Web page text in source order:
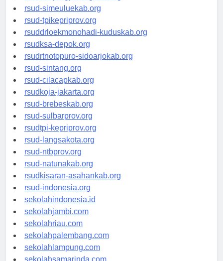
rsud-tanjungpinangkota.org
rsud-simeuluekab.org
rsud-tpikepriprov.org
rsuddrloekmonohadi-kuduskab.org
rsudksa-depok.org
rsudrtnotopuro-sidoarjokab.org
rsud-sintang.org
rsud-cilacapkab.org
rsudkoja-jakarta.org
rsud-brebeskab.org
rsud-sulbarprov.org
rsudtpi-kepriprov.org
rsud-langsakota.org
rsud-ntbprov.org
rsud-natunakab.org
rsudkisaran-asahankab.org
rsud-indonesia.org
sekolahindonesia.id
sekolahjambi.com
sekolahriau.com
sekolahpalembang.com
sekolahlampung.com